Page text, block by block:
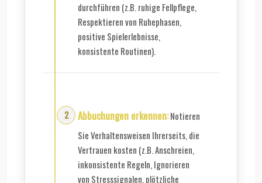
durchführen (z.B. ruhige Fellpflege,
Respektieren von Ruhephasen,
positive Spielerlebnisse,
konsistente Routinen).
Abbuchungen erkennen:Notieren
Sie Verhaltensweisen Ihrerseits, die
Vertrauen kosten (z.B. Anschreien,
inkonsistente Regeln, Ignorieren
von Stresssignalen, plötzliche